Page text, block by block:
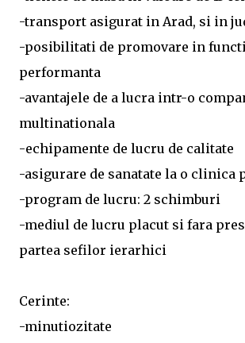
-transport asigurat in Arad, si in
-posibilitati de promovare in
performanta
-avantajele de a lucra intr-o
multinationala
-echipamente de lucru de calitate
-asigurare de sanatate la o clinica
-program de lucru: 2 schimburi
-mediul de lucru placut si fara
partea sefilor ierarhici
Cerinte:
-minutiozitate